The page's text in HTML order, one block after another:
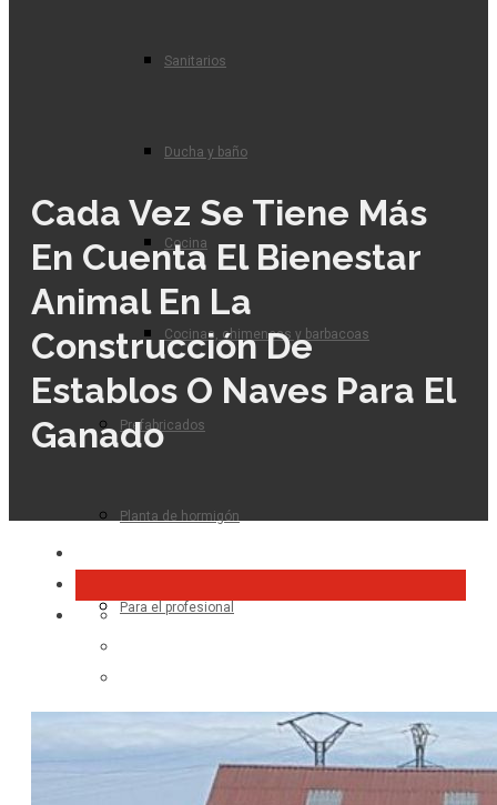
Sanitarios
Ducha y baño
Cocina
Cocinas, chimeneas y barbacoas
Prefabricados
Planta de hormigón
Para el profesional
Cada Vez Se Tiene Más
En Cuenta El Bienestar
Animal En La
Construcción De
Establos O Naves Para El
Ganado